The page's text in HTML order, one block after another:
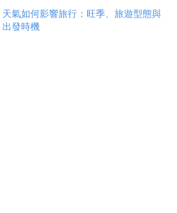
天氣如何影響旅行：旺季、旅遊型態與
出發時機